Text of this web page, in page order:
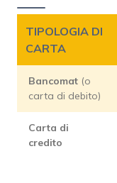
TIPOLOGIA DI
CARTA
Bancomat (o
carta di debito)
Carta di
credito